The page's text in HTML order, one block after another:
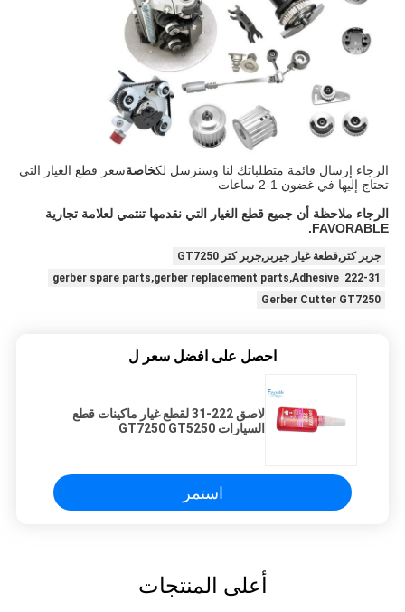
الرجاء إرسال قائمة متطلباتك لنا وسنرسل لكخاصةسعر قطع الغيار التي
تحتاج إليها في غضون 1-2 ساعات
الرجاء ملاحظة أن جميع قطع الغيار التي نقدمها تنتمي لعلامة تجارية
FAVORABLE.
جربر كتر,قطعة غيار جيربر,جربر كتر GT7250
gerber spare parts,gerber replacement parts,Adhesive 222-31
Gerber Cutter GT7250
احصل على افضل سعر ل
لاصق 222-31 لقطع غيار ماكينات قطع
السيارات GT7250 GT5250
استمر
أعلى المنتجات